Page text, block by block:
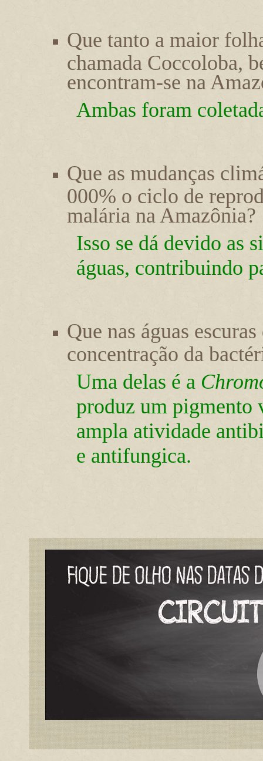
Que tanto a maior
chamada Coccoloba,
encontram-se na
Ambas foram
Que as mudanças
000% o ciclo de
malária na Amazônia?
Isso se dá devido as
águas, contribuindo
Que nas águas
concentração da
Uma delas é a
produz um pigmento
ampla atividade
e antifungica.